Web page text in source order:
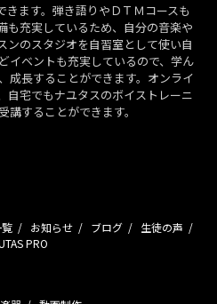
きます。弾き語りやＤＴＭコースも
も充実しているため、自分の音楽や
ンのスタジオを自習室として使い自
イベントも充実しているので、学ん
成長することができます。オンライ
自宅でもナユタスのボイストレーニ
することができます。
お知らせ ブログ
生徒の声
PRO